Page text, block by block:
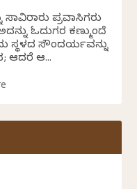
ಪ್ರವಾಸಿಗರು
ಓದುಗರ ಕಣ್ಮುಂದೆ
ಸ್ಥಳದ ಸೌಂದರ್ಯವನ್ನು
ಆದರೆ ಆ...